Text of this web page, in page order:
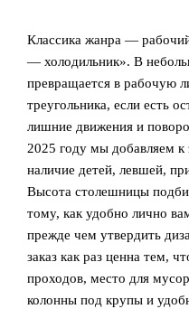
Классика жанра —
— холодильник». В
превращается в рабочую
треугольника, если есть
лишние движения и
2025 году мы добавляем к
наличие детей, левшей,
Высота столешницы
тому, как удобно лично
прежде чем утвердить
заказ как раз ценна тем,
проходов, место для
колонны под крупы и